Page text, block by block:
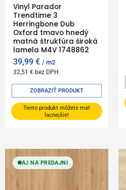
Vinyl Parador
Trendtime 3
Herringbone Dub
Oxford tmavo hnedý
matná štruktúra široká
lamela M4V 1748862
39,99€ m2
32,51€ bez DPH
Tento produkt môžete mať
lacnejšie!
ZOBRAZIŤ PRODUKT
AJ NA PREDAJNI